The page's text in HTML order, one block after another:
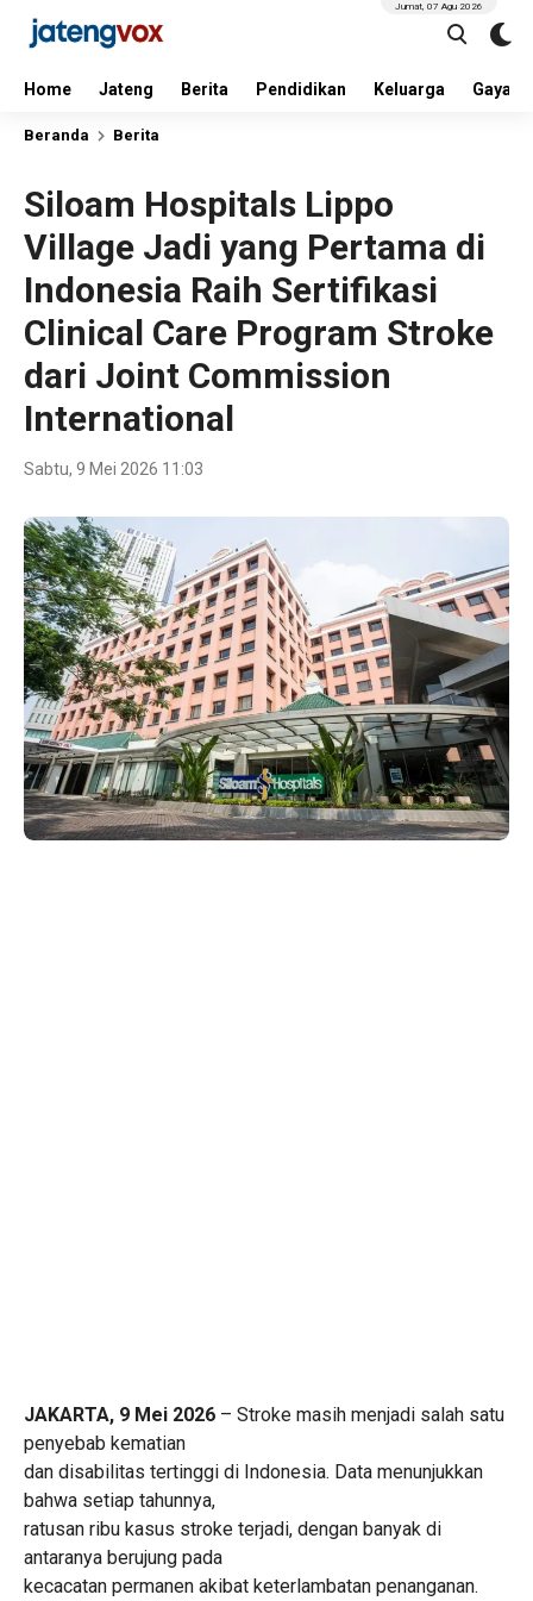
Home Jateng Berita Pendidikan Keluarga Gaya
Jumat, 07 Agu 2026
Beranda Berita
Siloam Hospitals Lippo
Village Jadi yang Pertama di
Indonesia Raih Sertifikasi
Clinical Care Program Stroke
dari Joint Commission
International
Sabtu, 9 Mei 2026 11:03
JAKARTA, 9 Mei 2026 – Stroke masih menjadi salah satu
penyebab kematian
dan disabilitas tertinggi di Indonesia. Data menunjukkan
bahwa setiap tahunnya,
ratusan ribu kasus stroke terjadi, dengan banyak di
antaranya berujung pada
kecacatan permanen akibat keterlambatan penanganan.